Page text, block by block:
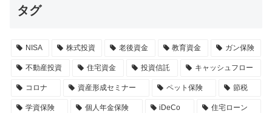
タグ
NISA 株式投資 老後資金 教育資金 ガン保険
不動産投資 住宅資金 投資信託 キャッシュフロー
コロナ 資産形成セミナー ペット保険 節税
学資保険 個人年金保険 iDeCo 住宅ローン